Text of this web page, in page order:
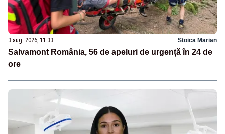
3 aug. 2026, 11:33 Stoica Marian
Salvamont România, 56 de apeluri de urgență în 24 de
ore